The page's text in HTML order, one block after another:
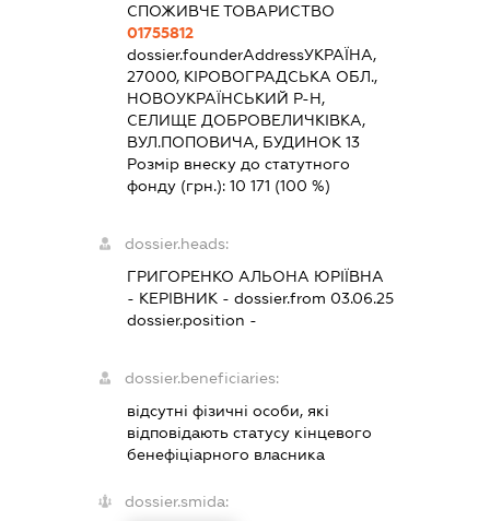
СПОЖИВЧЕ ТОВАРИСТВО
01755812
dossier.founderAddressУКРАЇНА,
27000, КІРОВОГРАДСЬКА ОБЛ.,
НОВОУКРАЇНСЬКИЙ Р-Н,
СЕЛИЩЕ ДОБРОВЕЛИЧКІВКА,
ВУЛ.ПОПОВИЧА, БУДИНОК 13
Розмір внеску до статутного
фонду (грн.): 10 171 (100 %)
dossier.heads:
ГРИГОРЕНКО АЛЬОНА ЮРІЇВНА
- КЕРІВНИК - dossier.from 03.06.25
dossier.position -
dossier.beneficiaries:
відсутні фізичні особи, які
відповідають статусу кінцевого
бенефіціарного власника
dossier.smida: